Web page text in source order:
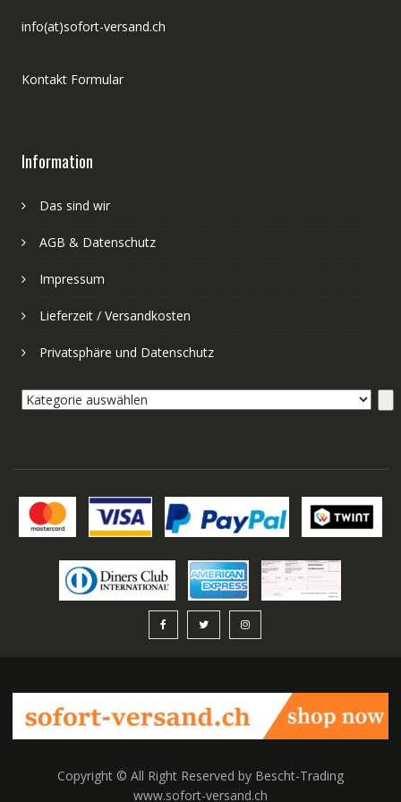
info(at)sofort-versand.ch
Kontakt Formular
Information
Das sind wir
AGB & Datenschutz
Impressum
Lieferzeit / Versandkosten
Privatsphäre und Datenschutz
Kategorie
Copyright © All Right Reserved by Bescht-Trading
www.sofort-versand.ch